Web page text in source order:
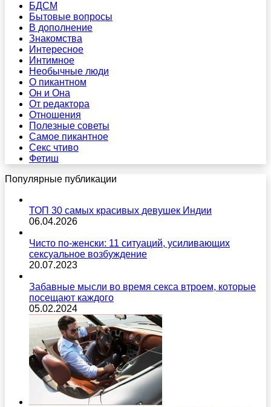
БДСМ
Бытовые вопросы
В дополнение
Знакомства
Интересное
Интимное
Необычные люди
О пикантном
Он и Она
От редактора
Отношения
Полезные советы
Самое пикантное
Секс чтиво
Фетиш
Популярные публикации
ТОП 30 самых красивых девушек Индии
06.04.2026
Чисто по-женски: 11 ситуаций, усиливающих
сексуальное возбуждение
20.07.2023
Забавные мысли во время секса втроем, которые
посещают каждого
05.02.2024